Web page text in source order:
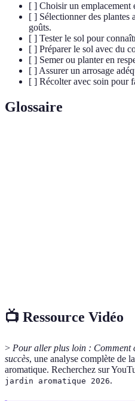
[ ] Choisir un emplacement
[ ] Sélectionner des plantes
goûts.
[ ] Tester le sol pour
[ ] Préparer le sol avec du
[ ] Semer ou planter en
[ ] Assurer un arrosage
[ ] Récolter avec soin pour
Glossaire
📺 Ressource Vidéo
> Pour aller plus loin : Comment
succès, une analyse complète de
aromatique. Recherchez sur
jardin aromatique 2026.